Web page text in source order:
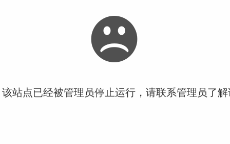
站点已经被管理员停止运行，请联系管理员了